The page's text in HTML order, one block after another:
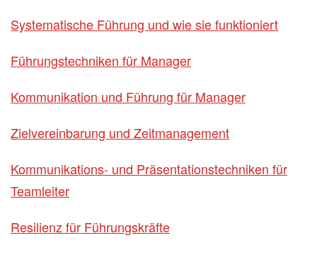
Systematische Führung und wie sie funktioniert
Führungstechniken für Manager
Kommunikation und Führung für Manager
Zielvereinbarung und Zeitmanagement
Kommunikations- und Präsentationstechniken für
Teamleiter
Resilienz für Führungskräfte